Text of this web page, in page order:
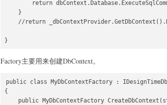
return
    }
//return
}
Factory主要用来创建DbContext。
public class MyDbContextFactory :
{
public MyDbContextFactory